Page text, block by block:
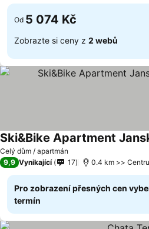
Od 5 074 Kč
Zobrazte si ceny z 2 webů
Celý dům / apartmán
Ski&Bike Apartment
9,9 Vynikající 17 0.4 km >>
Pro zobrazení přesných cen
termín